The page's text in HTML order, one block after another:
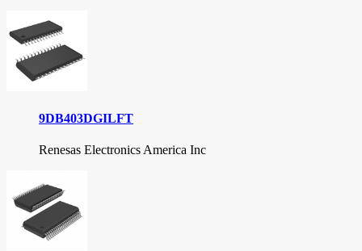
9DB403DGILFT
Renesas Electronics America Inc